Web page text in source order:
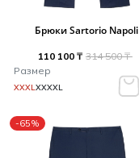
Брюки Sartorio Napoli
110 100 ₸ 314 500 ₸
Размер
XXXLXXXXL
-65%